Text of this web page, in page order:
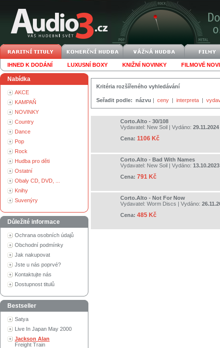
IHNED K DODÁNÍ LUXUSNÍ BOXY KNIŽNÍ NOVINKY FILMOVÉ
Nabídka
AKCE
KAMPAŇ
NOVINKY
Country
Dance
Pop
Rock
Hudba pro děti
Ostatní
Obaly CD, DVD, ...
Knihy
Suvenýry
Důležité informace
Ochrana osobních údajů
Obchodní podmínky
Jak nakupovat
Jste u nás poprvé?
Kontaktujte nás
Dostupnost titulů
Bestseller
Satya
Live In Japan May 2000
Jackson Alan
Freight Train
Kritéria rozšířeného vyhledávání
Seřadit podle: názvu | ceny | interpreta |
Corto.Alto - 30/108
Vydavatel: New Soil | Vydáno: 29.11.2024
Cena: 1106 Kč
Corto.Alto - Bad With Names
Vydavatel: New Soil | Vydáno: 13.10.2023
Cena: 791 Kč
Corto.Alto - Not For Now
Vydavatel: Worm Discs | Vydáno:
Cena: 485 Kč